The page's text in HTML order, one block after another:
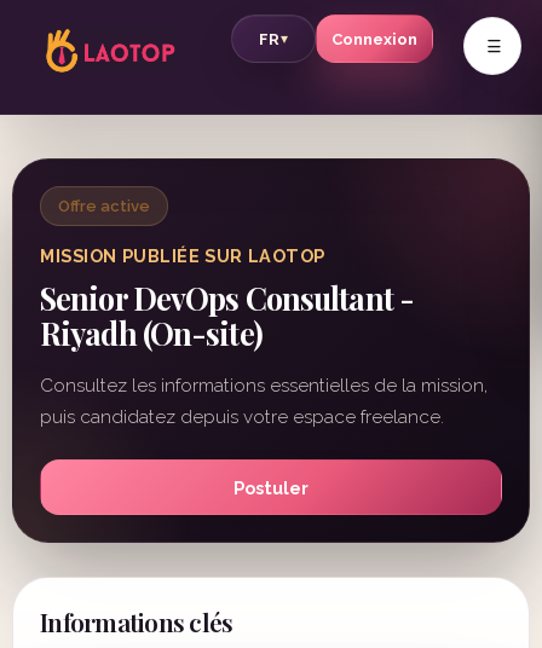
FR▾ Connexion v
Offre active
MISSION PUBLIÉE SUR LAOTOP
Senior DevOps Consultant -
Riyadh (On-site)
Consultez les informations essentielles de la mission,
puis candidatez depuis votre espace freelance.
Postuler
Informations clés